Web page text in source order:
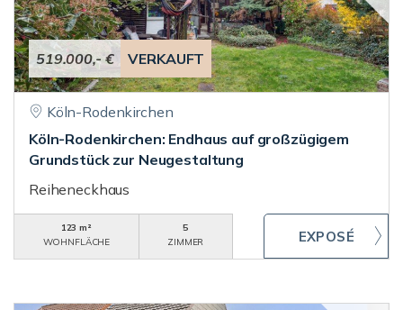
519.000,- € VERKAUFT
Köln-Rodenkirchen
Köln-Rodenkirchen: Endhaus auf großzügigem
Grundstück zur Neugestaltung
Reiheneckhaus
123 m²
WOHNFLÄCHE
5
ZIMMER